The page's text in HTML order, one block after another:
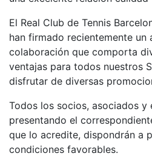
Cuadros de
Juego
Cuadro de
Honor
Histórico del
Social
Fotos
Normativa
El Real Club de Tennis
han firmado recientemente un
colaboración que comporta
ventajas para todos nuestros
disfrutar de diversas
Todos los socios, asociados y
presentando el
que lo acredite, dispondrán a
condiciones favorables.